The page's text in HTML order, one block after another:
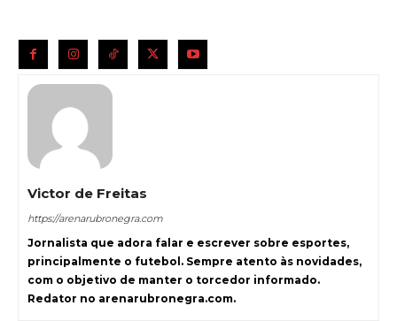
Victor de Freitas
https://arenarubronegra.com
Jornalista que adora falar e escrever sobre esportes,
principalmente o futebol. Sempre atento às novidades,
com o objetivo de manter o torcedor informado.
Redator no arenarubronegra.com.